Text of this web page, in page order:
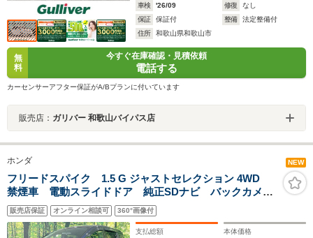
車検
'26/09 修復
なし
保証
保証付 整備
法定整備付
住所
和歌山県和歌山市
無
料
今すぐ在庫確認・見積依頼
電話する
カーセンサーアフター保証がA/Bプランに付いています
販売店： ガリバー 和歌山バイパス店
ホンダ NEW
フリードスパイク 1.5 G ジャストセレクション 4WD
禁煙車 電動スライドドア 純正SDナビ バックカメ
ラ 寒冷地仕様 HIDヘッド ETC オートライト オー
トエアコン CD 地デジ AUX接続 電動格納ミラー
プライバシーガラス
販売店保証 オンライン相談可 360°画像付
支払総額 本体価格